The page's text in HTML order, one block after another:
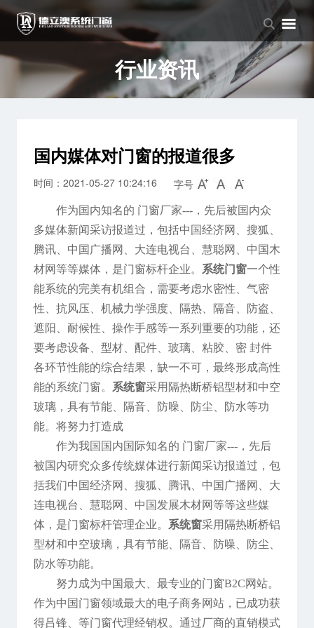
品牌中心
品牌介绍
企业文化
产品中心
窗系列
门系列
新闻中心
公司新闻
行业资讯
行业资讯
国内媒体对门窗的报道很多
时间：2021-05-27 10:24:16 字号
作为国内知名的 门窗厂家---，先后被国内众
多媒体新闻采访报道过，包括中国经济网、搜狐、
腾讯、中国广播网、大连电视台、慧聪网、中国木
材网等等媒体，是门窗标杆企业。
系统门窗一个性
能系统的完美有机组合，需要考虑水密性、气密
性、抗风压、机械力学强度、隔热、隔音、防盗、
遮阳、耐候性、操作手感等一系列重要的功能，还
要考虑设备、型材、配件、玻璃、粘胶、密 封件
各环节性能的综合结果，缺一不可，最终形成高性
能的系统门窗。
系统窗采用隔热断桥铝型材和中空
玻璃，具有节能、隔音、防噪、防尘、防水等功
能。将努力打造成
作为我国国内国际知名的 门窗厂家---，先后
被国内研究众多传统媒体进行新闻采访报道过，包
括我们中国经济网、搜狐、腾讯、中国广播网、大
连电视台、慧聪网、中国发展木材网等等这些媒
体，是门窗标杆管理企业。
系统窗采用隔热断桥铝
型材和中空玻璃，具有节能、隔音、防噪、防尘、
防水等功能。
努力成为中国最大、最专业的门窗B2C网站。
作为中国门窗领域最大的电子商务网站，已成功获
得吕锋、等门窗代理经销权。通过厂商的直销模式